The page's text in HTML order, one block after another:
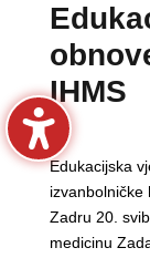
IHMS
Edukacijska
izvanbolničke
Zadru 20.
medicinu